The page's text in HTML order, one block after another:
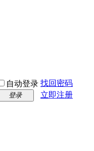
自动登录 找回密码
登录
立即注册